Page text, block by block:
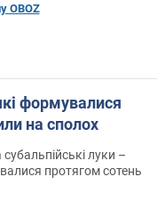
OBOZ
формувалися
на сполох
субальпійські луки –
сотень